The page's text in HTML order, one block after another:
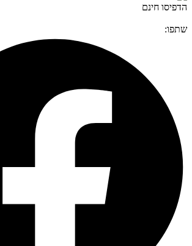
הדפיסו חינם
שתפו: